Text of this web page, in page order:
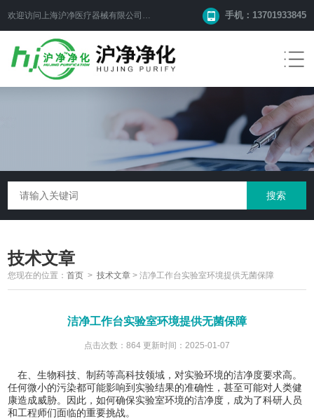
欢迎访问上海沪净医疗器械有限公司网站！ 手机：13701933845
技术文章
您现在的位置：首页 >技术文章 >洁净工作台实验室环境提供无菌保障
洁净工作台实验室环境提供无菌保障
点击次数：864 更新时间：2025-01-07
在、生物科技、制药等高科技领域，对实验环境的洁净度要求高。
任何微小的污染都可能影响到实验结果的准确性，甚至可能对人类健
康造成威胁。因此，如何确保实验室环境的洁净度，成为了科研人员
和工程师们面临的重要挑战。